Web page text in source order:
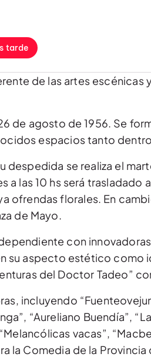
tarde
de las artes escénicas
de agosto de 1956. Se
espacios tanto
se realiza el
a las 10 hs será trasladado
ofrendas florales. En
de Mayo.
con
su aspecto estético como
del Doctor Tadeo”
incluyendo
“Aureliano Buendía”,
vacas”,
la Comedia de la